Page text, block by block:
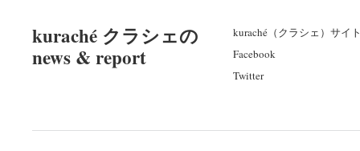
kuraché クラシェの
news & report
kuraché（クラシェ）サイ
Facebook
Twitter